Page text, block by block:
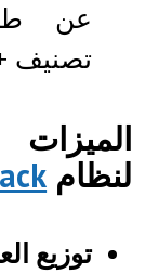
عن
تصنيف
لنظام
توزيع